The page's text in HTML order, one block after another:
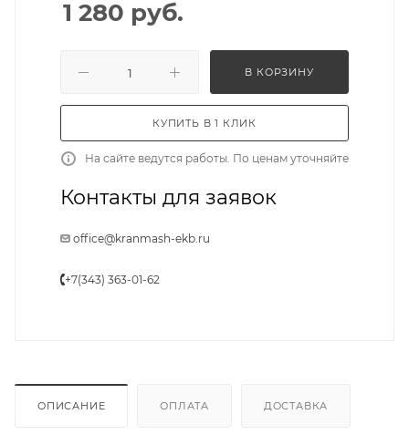
1 280 руб.
В КОРЗИНУ
КУПИТЬ В 1 КЛИК
На сайте ведутся работы. По ценам уточняйте
Контакты для заявок
office@kranmash-ekb.ru
+7(343) 363-01-62
ОПИСАНИЕ ОПЛАТА ДОСТАВКА